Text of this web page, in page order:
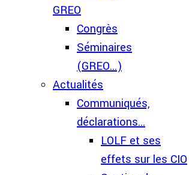
GREO
Congrès
Séminaires
(GREO...)
Actualités
Communiqués,
déclarations...
LOLF et ses
effets sur les CIO